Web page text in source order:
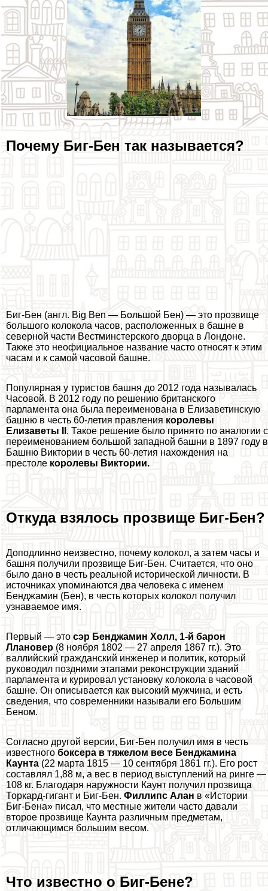
Почему Биг-Бен так называется?
Биг-Бен (англ. Big Ben — Большой Бен) — это прозвище
большого колокола часов, расположенных в башне в
северной части Вестминстерского дворца в Лондоне.
Также это неофициальное название часто относят к этим
часам и к самой часовой башне.
Популярная у туристов башня до 2012 года называлась
Часовой. В 2012 году по решению британского
парламента она была переименована в Елизаветинскую
башню в честь 60-летия правления королевы
Елизаветы II . Такое решение было принято по аналогии с
переименованием большой западной башни в 1897 году в
Башню Виктории в честь 60-летия нахождения на
престоле королевы Виктории.
Откуда взялось прозвище Биг-Бен?
Доподлинно неизвестно, почему колокол, а затем часы и
башня получили прозвище Биг-Бен. Считается, что оно
было дано в честь реальной исторической личности. В
источниках упоминаются два человека с именем
Бенджамин (Бен), в честь которых колокол получил
узнаваемое имя.
Первый — это сэр Бенджамин Холл, 1-й барон
Ллановер (8 ноября 1802 — 27 апреля 1867 гг.). Это
валлийский гражданский инженер и политик, который
руководил поздними этапами реконструкции зданий
парламента и курировал установку колокола в часовой
башне. Он описывается как высокий мужчина, и есть
сведения, что современники называли его Большим
Беном.
Согласно другой версии, Биг-Бен получил имя в честь
известного боксера в тяжелом весе Бенджамина
Каунта (22 марта 1815 — 10 сентября 1861 гг.). Его рост
составлял 1,88 м, а вес в период выступлений на ринге —
108 кг. Благодаря наружности Каунт получил прозвища
Торкард-гигант и Биг-Бен. Филлипс Алан в «Истории
Биг-Бена» писал, что местные жители часто давали
второе прозвище Каунта различным предметам,
отличающимся большим весом.
Что известно о Биг-Бене?